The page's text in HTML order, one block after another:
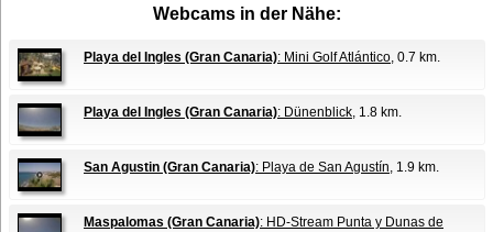
Webcams in der Nähe:
Playa del Ingles (Gran Canaria): Mini Golf Atlántico, 0.7 km.
Playa del Ingles (Gran Canaria): Dünenblick, 1.8 km.
San Agustin (Gran Canaria): Playa de San Agustín, 1.9 km.
Maspalomas (Gran Canaria): HD-Stream Punta y Dunas de